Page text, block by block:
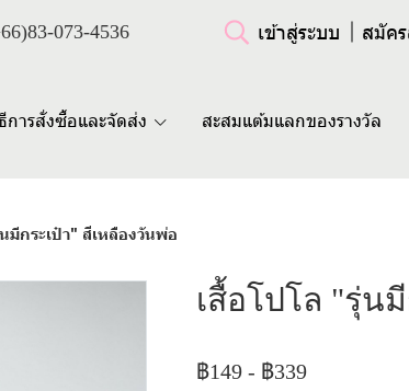
83-073-4536 เข้าสู่ระบบ สมัค
การสั่งซื้อและจัดส่ง สะสมแต้มแลกของรางวัล
มีกระเป๋า" สีเหลืองวันพ่อ
เสื้อโปโล "รุ่น
฿149 - ฿339